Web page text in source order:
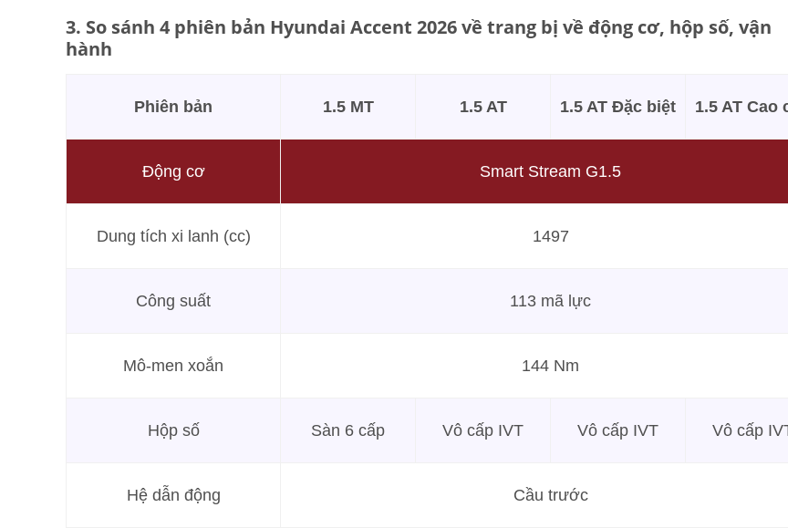
3. So sánh 4 phiên bản Hyundai Accent 2026 về trang bị về động cơ, hộp số, vận
hành
Phiên bản 1.5 MT 1.5 AT 1.5 AT Đặc biệt 1.5 AT Cao
Động cơ Smart Stream G1.5
Dung tích xi lanh (cc) 1497
Công suất 113 mã lực
Mô-men xoắn 144 Nm
Hộp số Sàn 6 cấp Vô cấp IVT Vô cấp IVT Vô cấp
Hệ dẫn động Cầu trước